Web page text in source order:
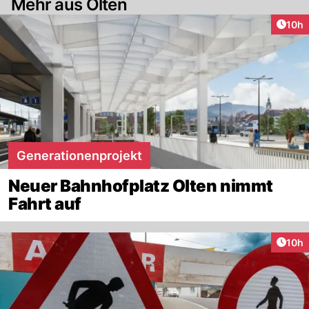
Mehr aus Olten
10h
Generationenprojekt
Neuer Bahnhofplatz Olten nimmt
Fahrt auf
10h